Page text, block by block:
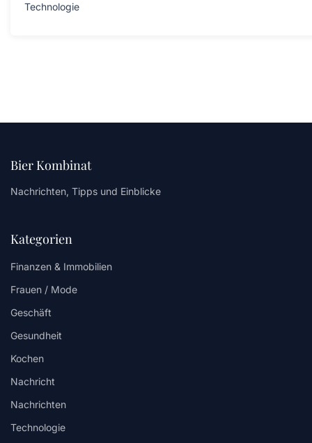
Technologie
Bier Kombinat
Nachrichten, Tipps und Einblicke
Kategorien
Finanzen & Immobilien
Frauen / Mode
Geschäft
Gesundheit
Kochen
Nachricht
Nachrichten
Technologie